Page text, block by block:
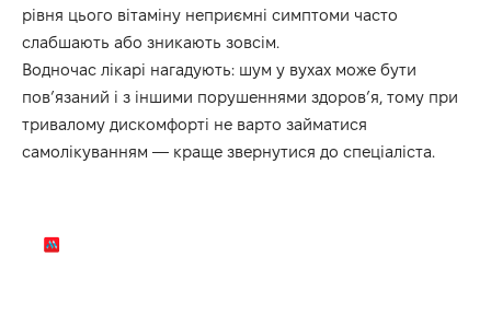
рівня цього вітаміну неприємні симптоми часто
слабшають або зникають зовсім.
Водночас лікарі нагадують: шум у вухах може бути
пов’язаний і з іншими порушеннями здоров’я, тому при
тривалому дискомфорті не варто займатися
самолікуванням — краще звернутися до спеціаліста.